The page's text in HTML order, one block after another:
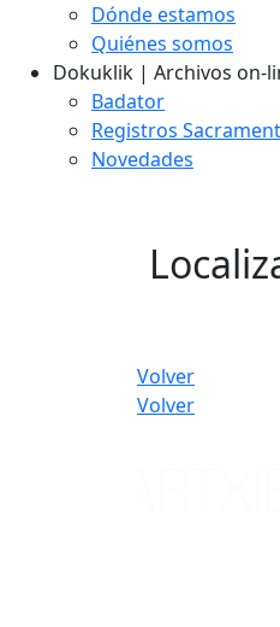
Dónde estamos
Quiénes somos
Dokuklik | Archivos on-
Badator
Registros
Novedades
Volver
Volver